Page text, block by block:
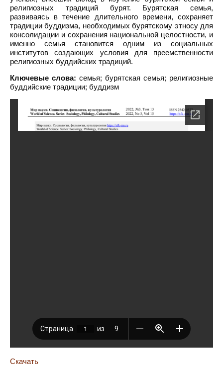
религиозных традиций бурят. Бурятская семья,
развиваясь в течение длительного времени, сохраняет
традиции буддизма, необходимых бурятскому этносу для
консолидации и сохранения национальной целостности, и
именно семья становится одним из социальных
институтов создающих условия для преемственности
религиозных буддийских традиций.
Ключевые слова: семья; бурятская семья; религиозные
буддийские традиции; буддизм
Скачать